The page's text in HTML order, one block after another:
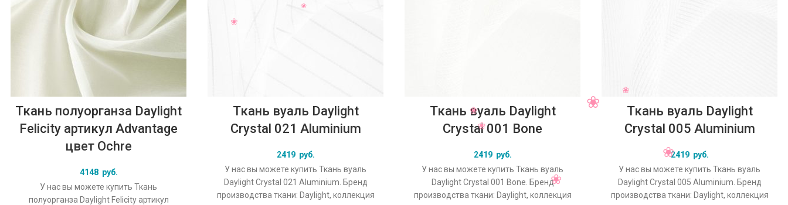
Ткань полуорганза Daylight
Felicity артикул Advantage
цвет Ochre
4148 руб.
У нас вы можете купить Ткань
полуорганза Daylight Felicity артикул
Ткань вуаль Daylight
Crystal 021 Aluminium
2419 руб.
У нас вы можете купить Ткань вуаль
Daylight Crystal 021 Aluminium. Бренд
производства ткани: Daylight, коллекция
Ткань вуаль Daylight
Crystal 001 Bone
2419 руб.
У нас вы можете купить Ткань вуаль
Daylight Crystal 001 Bone. Бренд
производства ткани: Daylight, коллекция
Ткань вуаль Daylight
Crystal 005 Aluminium
2419 руб.
У нас вы можете купить Ткань вуаль
Daylight Crystal 005 Aluminium. Бренд
производства ткани: Daylight, коллекция